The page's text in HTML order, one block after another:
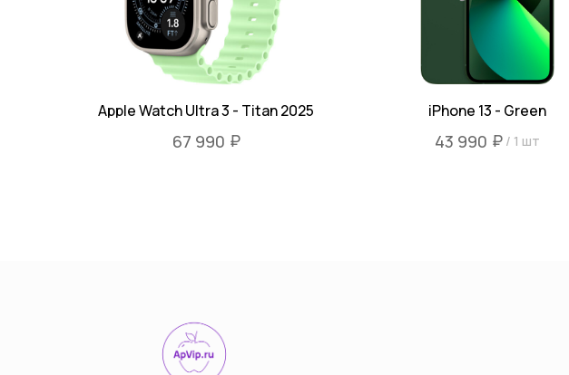
Apple Watch Ultra 3 - Titan 2025
67 990 ₽
iPhone 13 - Green
43 990 ₽ / 1 шт